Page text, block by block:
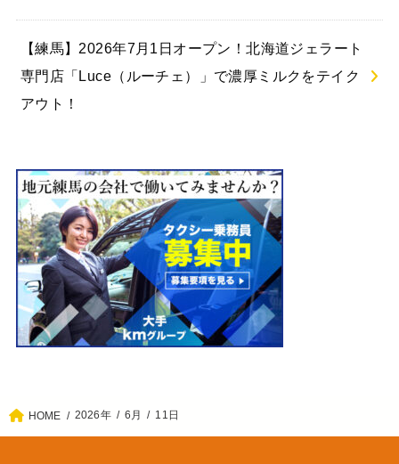
【練馬】2026年7月1日オープン！北海道ジェラート
専門店「Luce（ルーチェ）」で濃厚ミルクをテイク
アウト！
HOME 2026年 6月 11日